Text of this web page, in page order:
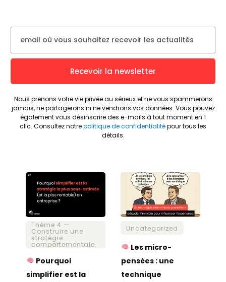
Recevoir la newsletter
Nous prenons votre vie privée au sérieux et ne vous spammerons
jamais, ne partagerons ni ne vendrons vos données. Vous pouvez
également vous désinscrire des e-mails à tout moment en 1
clic. Consultez notrepolitique de confidentialitépour tous les
détails.
Thème 4 —
Construire une
stratégie
comportementale.
Pourquoi
simplifier est la
Uncategorized
Les micro-
pensées : une
technique